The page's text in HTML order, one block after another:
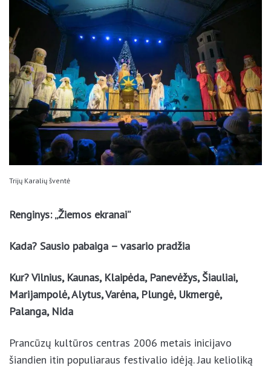
Trijų Karalių šventė
Renginys: „Žiemos ekranai”
Kada? Sausio pabaiga – vasario pradžia
Kur? Vilnius, Kaunas, Klaipėda, Panevėžys, Šiauliai,
Marijampolė, Alytus, Varėna, Plungė, Ukmergė,
Palanga, Nida
Prancūzų kultūros centras 2006 metais inicijavo
šiandien itin populiaraus festivalio idėją. Jau kelioliką